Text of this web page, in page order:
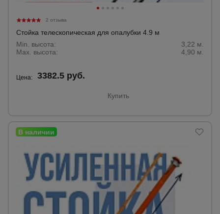
2 отзыва
Стойка телескопическая для опалубки 4.9 м
Min. высота:
3,22 м.
Max. высота:
4,90 м.
Цена: 3382.5 руб.
Купить